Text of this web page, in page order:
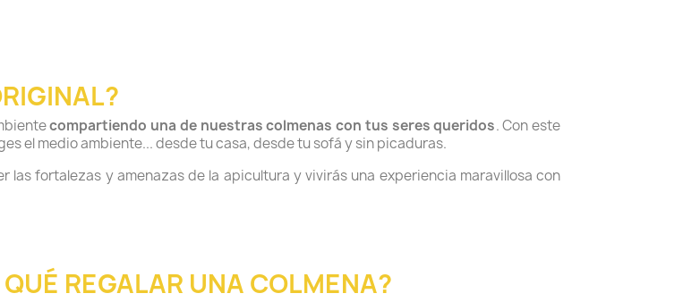
compartiendo una de nuestras colmenas con tus seres queridos. Con este
el medio ambiente... desde tu casa, desde tu sofá y sin picaduras.
las fortalezas y amenazas de la apicultura y vivirás una experiencia maravillosa con
REGALAR UNA COLMENA?